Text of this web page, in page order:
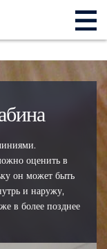
оценить в
он может быть
и наружу,
в более позднее